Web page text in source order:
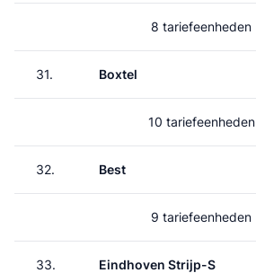
8 tariefeenheden
31. Boxtel
10 tariefeenheden
32. Best
9 tariefeenheden
33. Eindhoven Strijp-S